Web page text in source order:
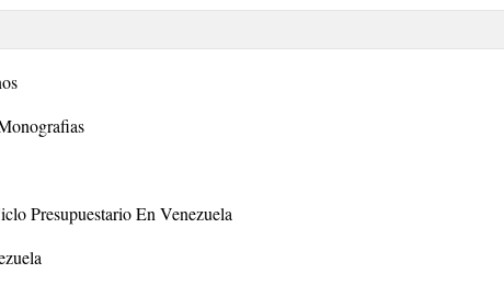
Presupuestario En Venezuela